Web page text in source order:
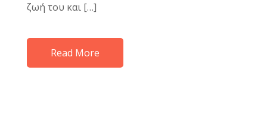
ζωή του και […]
Read More